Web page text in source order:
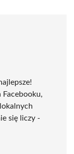
Facebooku,
się liczy -